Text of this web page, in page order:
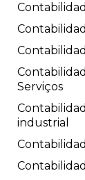
Serviços
industrial